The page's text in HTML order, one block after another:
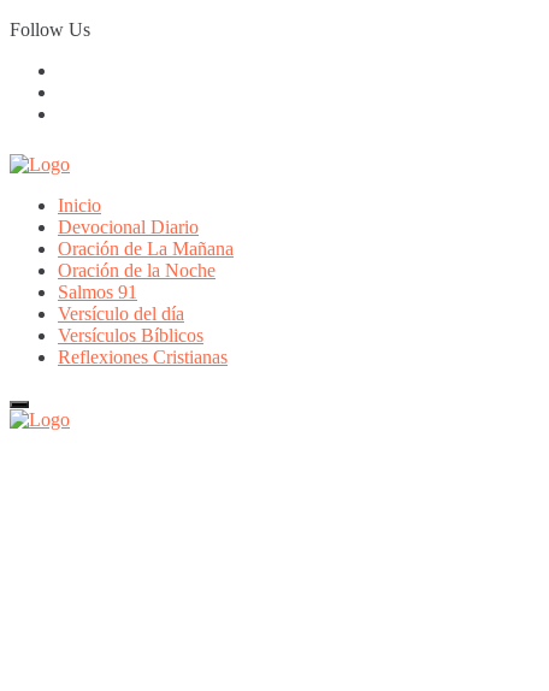
Skip
to
Follow Us
Inicio
Devocional Diario
Oración de La Mañana
Oración de la Noche
Salmos 91
Versículo del día
Versículos Bíblicos
Reflexiones Cristianas